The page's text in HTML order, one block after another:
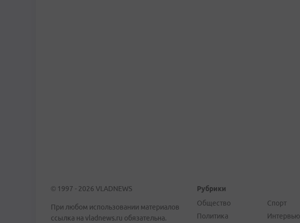
© 1997 - 2026 VLADNEWS
При любом использовании материалов
ссылка на vladnews.ru обязательна.
Рубрики
Общество
Политика
Спорт
Интервью